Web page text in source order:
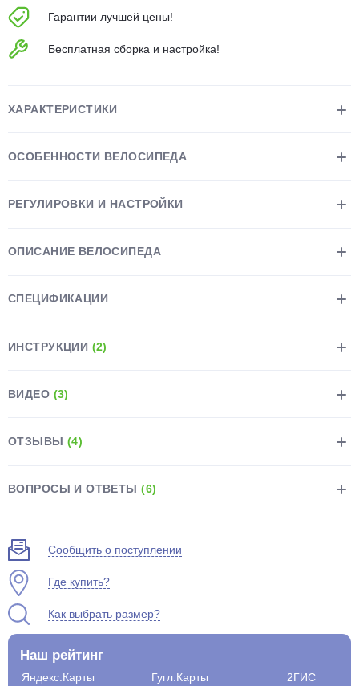
Гарантии лучшей цены!
Бесплатная сборка и настройка!
ХАРАКТЕРИСТИКИ
ОСОБЕННОСТИ ВЕЛОСИПЕДА
РЕГУЛИРОВКИ И НАСТРОЙКИ
ОПИСАНИЕ ВЕЛОСИПЕДА
СПЕЦИФИКАЦИИ
ИНСТРУКЦИИ (2)
ВИДЕО (3)
ОТЗЫВЫ (4)
ВОПРОСЫ И ОТВЕТЫ(6)
Сообщить о поступлении
Где купить?
Как выбрать размер?
Наш рейтинг
Яндекс.Карты
Гугл.Карты
2ГИС
Остались вопросы?